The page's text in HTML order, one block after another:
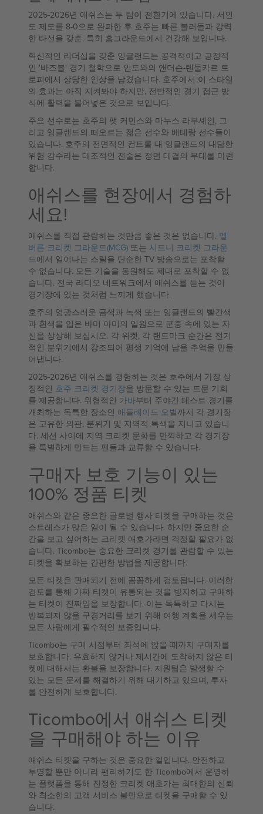
2025-2026년 애쉬스는 두 팀이 전환기에 있습니다. 서인
도 제도를 8-0으로 완파한 후 호주는 빠른 볼러들과 강력
한 타선을 갖춘, 특히 홈그라운드에서 건강해 보입니다.
혁신적인 리더십을 갖춘 잉글랜드는 공격적이고 긍정적
인 '바즈볼' 경기 철학으로 인도와의 앤더슨-텐둘카르 트
로피에서 상당한 인상을 남겼습니다. 호주에서 이 스타일
의 효과는 아직 지켜봐야 하지만, 전반적인 경기 접근 방
식에 활력을 불어넣은 것으로 보입니다.
주요 선수로는 호주의 팻 커민스와 마누스 라부셰인, 그
리고 잉글랜드의 떠오르는 젊은 선수와 베테랑 선수들이
있습니다. 호주의 전면적인 컨트롤 대 잉글랜드의 대담한
위험 감수라는 대조적인 전술은 정면 대결의 무대를 마련
합니다.
애쉬스를 현장에서 경험하
세요!
애쉬스를 직접 관람하는 것만큼 좋은 것은 없습니다. 멜
버른 크리켓 그라운드(MCG) 또는 시드니 크리켓 그라운
드에서 일어나는 스릴을 단순한 TV 방송으로는 포착할
수 없습니다. 모든 기술을 동원해도 제대로 포착할 수 없
습니다. 전국 라디오 네트워크에서 애쉬스를 듣는 것이
경기장에 있는 것처럼 느끼게 했습니다.
호주의 영광스러운 금색과 녹색 또는 잉글랜드의 빨간색
과 흰색을 입은 바미 아미의 일원으로 군중 속에 있는 자
신을 상상해 보십시오. 각 위켓, 각 랜드마크 순간은 전기
적인 분위기에서 강조되어 평생 기억에 남을 추억을 만들
어냅니다.
2025-2026년 애쉬스를 경험하는 것은 호주에서 가장 상
징적인 호주 크리켓 경기장을 방문할 수 있는 드문 기회
를 제공합니다. 위협적인 가바부터 주야간 테스트 경기를
개최하는 독특한 장소인 애들레이드 오벌까지 각 경기장
은 고유한 외관, 분위기 및 지역적 특색을 지니고 있습니
다. 세션 사이에 지역 크리켓 문화를 만끽하고 각 경기장
을 특별하게 만드는 팬들과 교류할 수 있습니다.
구매자 보호 기능이 있는
100% 정품 티켓
애쉬스와 같은 중요한 글로벌 행사 티켓을 구매하는 것은
스트레스가 많은 일이 될 수 있습니다. 하지만 중요한 순
간을 보고 싶어하는 크리켓 애호가라면 걱정할 필요가 없
습니다. Ticombo는 중요한 크리켓 경기를 관람할 수 있는
티켓을 확보하는 간편한 방법을 제공합니다.
모든 티켓은 판매되기 전에 꼼꼼하게 검토됩니다. 이러한
검토를 통해 가짜 티켓이 유통되는 것을 방지하고 구매하
는 티켓이 진짜임을 보장합니다. 이는 독특하고 다시는
반복되지 않을 구경거리를 보기 위해 여행 계획을 세우는
모든 사람에게 필수적인 보증입니다.
Ticombo는 구매 시점부터 좌석에 앉을 때까지 구매자를
보호합니다. 유효하지 않거나 제시간에 도착하지 않은 티
켓에 대해서는 환불을 보장합니다. 지원팀은 발생할 수
있는 모든 문제를 해결하기 위해 대기하고 있으며, 투자
를 안전하게 보호합니다.
Ticombo에서 애쉬스 티켓
을 구매해야 하는 이유
애쉬스 티켓을 구하는 것은 중요한 일입니다. 안전하고
투명할 뿐만 아니라 편리하기도 한 Ticombo에서 운영하
는 플랫폼을 통해 진정한 크리켓 애호가는 최대한의 신뢰
와 최소한의 고객 서비스 불만으로 티켓을 구매할 수 있
습니다.